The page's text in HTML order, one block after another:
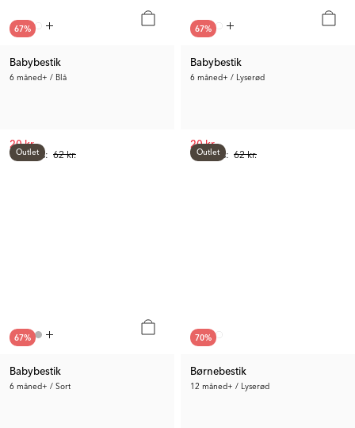
67%
Babybestik
6 måned+ / Blå
Tidl. Pris: 62 kr.
20 kr.
67%
Babybestik
6 måned+ / Lyserød
Tidl. Pris: 62 kr.
20 kr.
Outlet
67%
Babybestik
6 måned+ / Sort
Outlet
70%
Børnebestik
12 måned+ / Lyserød